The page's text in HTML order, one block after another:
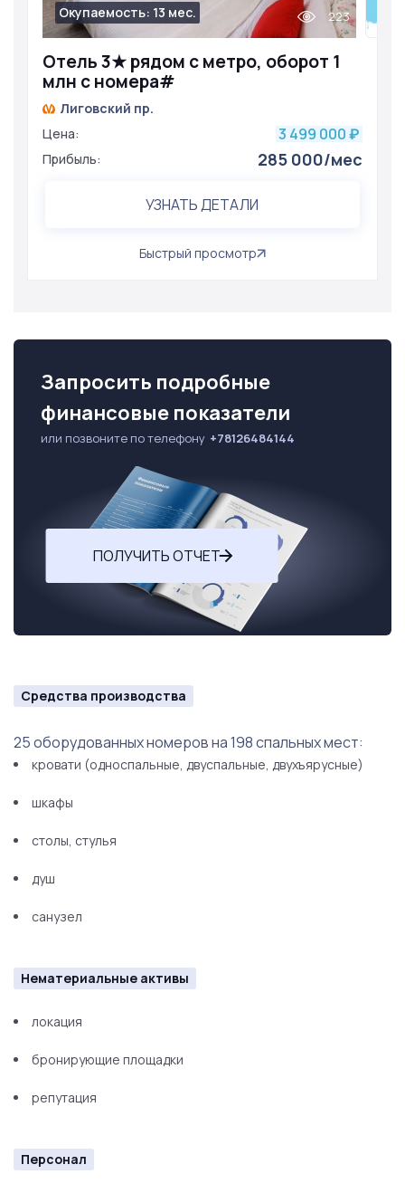
Отель 3★ рядом с метро, оборот 1
млн с номера#
Окупаемость: 13 мес. 223
Лиговский пр.
Цена:
3 499 000 ₽
Прибыль: 285 000/мес
УЗНАТЬ ДЕТАЛИ
Быстрый просмотр
Запросить подробные
финансовые показатели
или позвоните по телефону +78126484144
ПОЛУЧИТЬ ОТЧЕТ
Средства производства
25 оборудованных номеров на 198 спальных мест:
кровати (односпальные, двуспальные, двухъярусные)
шкафы
столы, стулья
душ
санузел
Нематериальные активы
локация
бронирующие площадки
репутация
Персонал